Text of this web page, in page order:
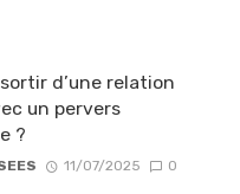
d’une relation
un pervers
?
11/07/2025 0